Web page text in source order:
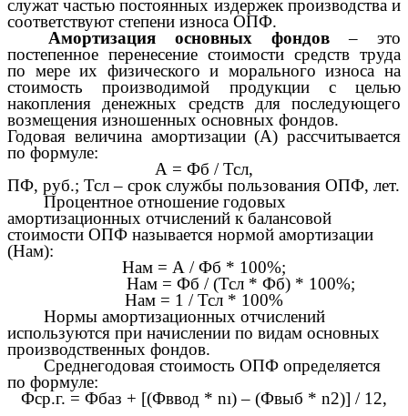
служат частью постоянных издержек производства и
соответствуют степени износа ОПФ.
Амортизация основных фондов – это
постепенное перенесение стоимости средств труда
по мере их физического и морального износа на
стоимость производимой продукции с целью
накопления денежных средств для последующего
возмещения изношенных основных фондов.
Годовая величина амортизации (А) рассчитывается
по формуле:
А = Фб / Тсл,
ПФ, руб.; Тсл – срок службы пользования ОПФ, лет.
Процентное отношение годовых
амортизационных отчислений к балансовой
стоимости ОПФ называется нормой амортизации
(Нам):
Нам = А / Фб * 100%;
Нам = Фб / (Тсл * Фб) * 100%;
Нам = 1 / Тсл * 100%
Нормы амортизационных отчислений
используются при начислении по видам основных
производственных фондов.
Среднегодовая стоимость ОПФ определяется
по формуле:
Фср.г. = Фбаз + [(Фввод * nı) – (Фвыб * n2)] / 12,